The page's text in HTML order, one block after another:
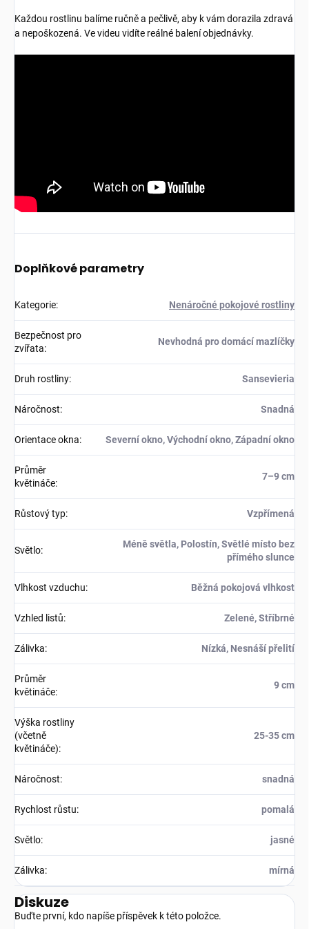
Každou rostlinu balíme ručně a pečlivě, aby k vám dorazila zdravá
a nepoškozená. Ve videu vidíte reálné balení objednávky.
Doplňkové parametry
Kategorie: Nenáročné pokojové rostliny
Bezpečnost pro
zvířata:
Nevhodná pro domácí mazlíčky
Druh rostliny: Sansevieria
Náročnost: Snadná
Orientace okna: Severní okno, Východní okno, Západní okno
Průměr
květináče:
7–9 cm
Růstový typ: Vzpřímená
Světlo:
Méně světla, Polostín, Světlé místo bez
přímého slunce
Vlhkost vzduchu: Běžná pokojová vlhkost
Vzhled listů: Zelené, Stříbrné
Zálivka: Nízká, Nesnáší přelití
Průměr
květináče:
9 cm
Výška rostliny
(včetně
květináče):
25-35 cm
Náročnost: snadná
Rychlost růstu: pomalá
Světlo: jasné
Zálivka: mírná
Diskuze
Buďte první, kdo napíše příspěvek k této položce.